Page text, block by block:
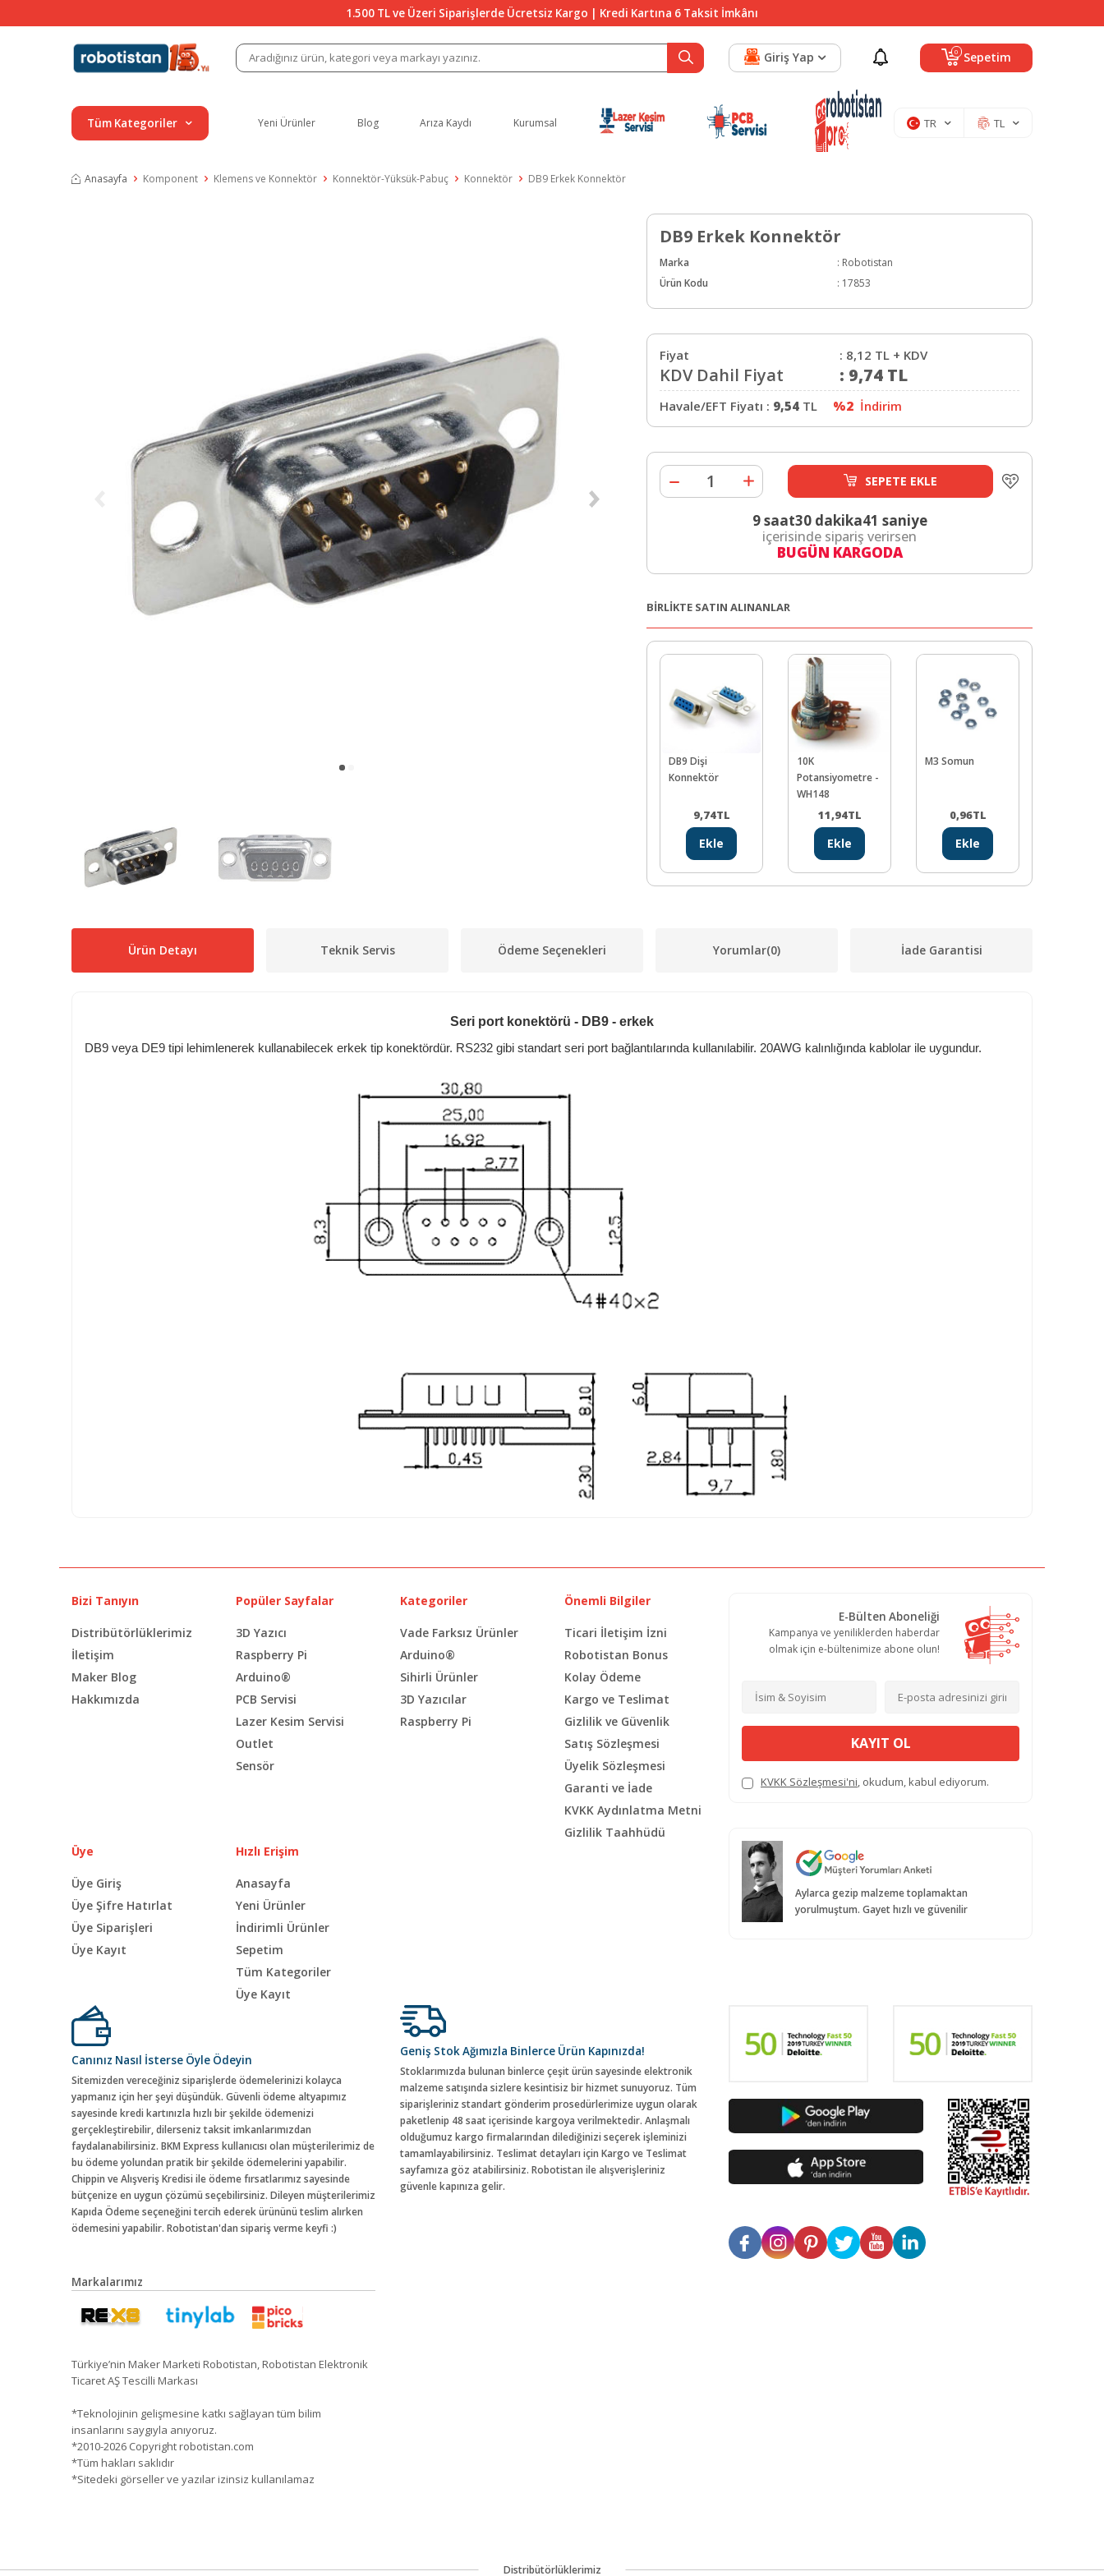
1.500 TL ve Üzeri Siparişlerde Ücretsiz Kargo | Kredi Kartına 6 Taksit İmkânı
0 Sepetim
Giriş Yap
Tüm Kategoriler Yeni Ürünler Blog Arıza Kaydı Kurumsal TR TL
Anasayfa Komponent Klemens ve Konnektör Konnektör-Yüksük-Pabuç Konnektör DB9 Erkek Konnektör
DB9 Erkek Konnektör
Marka : Robotistan
Ürün Kodu
: 17853
Fiyat : 8,12 TL + KDV
KDV Dahil Fiyat : 9,74 TL
Havale/EFT Fiyatı : 9,54 TL %2 İndirim
SEPETE EKLE
9 saat30 dakika40 saniye
içerisinde sipariş verirsen
BUGÜN KARGODA
BİRLİKTE SATIN ALINANLAR
DB9 Dişi
Konnektör
9,74TL
Ekle
10K
Potansiyometre -
WH148
11,94TL
Ekle
M3 Somun
0,96TL
Ekle
Ürün Detayı Teknik Servis Ödeme Seçenekleri Yorumlar(0) İade Garantisi
Seri port konektörü - DB9 - erkek
DB9 veya DE9 tipi lehimlenerek kullanabilecek erkek tip konektördür. RS232 gibi standart seri port bağlantılarında kullanılabilir. 20AWG kalınlığında kablolar ile uygundur.
Bizi Tanıyın
Distribütörlüklerimiz
İletişim
Maker Blog
Hakkımızda
Popüler Sayfalar
3D Yazıcı
Raspberry Pi
Arduino®
PCB Servisi
Lazer Kesim Servisi
Outlet
Sensör
Kategoriler
Vade Farksız Ürünler
Arduino®
Sihirli Ürünler
3D Yazıcılar
Raspberry Pi
Önemli Bilgiler
Ticari İletişim İzni
Robotistan Bonus
Kolay Ödeme
Kargo ve Teslimat
Gizlilik ve Güvenlik
Satış Sözleşmesi
Üyelik Sözleşmesi
Garanti ve İade
KVKK Aydınlatma Metni
Gizlilik Taahhüdü
Üye
Üye Giriş
Üye Şifre Hatırlat
Üye Siparişleri
Üye Kayıt
Hızlı Erişim
Anasayfa
Yeni Ürünler
İndirimli Ürünler
Sepetim
Tüm Kategoriler
Üye Kayıt
E-Bülten Aboneliği
Kampanya ve yeniliklerden haberdar
olmak için e-bültenimize abone olun!
KAYIT OL
KVKK Sözleşmesi'ni, okudum, kabul ediyorum.
Aylarca gezip malzeme toplamaktan
yorulmuştum. Gayet hızlı ve güvenilir
Canınız Nasıl İsterse Öyle Ödeyin
Sitemizden vereceğiniz siparişlerde ödemelerinizi kolayca
yapmanız için her şeyi düşündük. Güvenli ödeme altyapımız
sayesinde kredi kartınızla hızlı bir şekilde ödemenizi
gerçekleştirebilir, dilerseniz taksit imkanlarımızdan
faydalanabilirsiniz. BKM Express kullanıcısı olan müşterilerimiz de
bu ödeme yolundan pratik bir şekilde ödemelerini yapabilir.
Chippin ve Alışveriş Kredisi ile ödeme fırsatlarımız sayesinde
bütçenize en uygun çözümü seçebilirsiniz. Dileyen müşterilerimiz
Kapıda Ödeme seçeneğini tercih ederek ürününü teslim alırken
ödemesini yapabilir. Robotistan'dan sipariş verme keyfi :)
Geniş Stok Ağımızla Binlerce Ürün Kapınızda!
Stoklarımızda bulunan binlerce çeşit ürün sayesinde elektronik
malzeme satışında sizlere kesintisiz bir hizmet sunuyoruz. Tüm
siparişleriniz standart gönderim prosedürlerimize uygun olarak
paketlenip 48 saat içerisinde kargoya verilmektedir. Anlaşmalı
olduğumuz kargo firmalarından dilediğinizi seçerek işleminizi
tamamlayabilirsiniz. Teslimat detayları için Kargo ve Teslimat
sayfamıza göz atabilirsiniz. Robotistan ile alışverişleriniz
güvenle kapınıza gelir.
Markalarımız
Türkiye’nin Maker Marketi Robotistan, Robotistan Elektronik
Ticaret AŞ Tescilli Markası
*Teknolojinin gelişmesine katkı sağlayan tüm bilim
insanlarını saygıyla anıyoruz.
*2010-2026 Copyright robotistan.com
*Tüm hakları saklıdır
*Sitedeki görseller ve yazılar izinsiz kullanılamaz
Distribütörlüklerimiz